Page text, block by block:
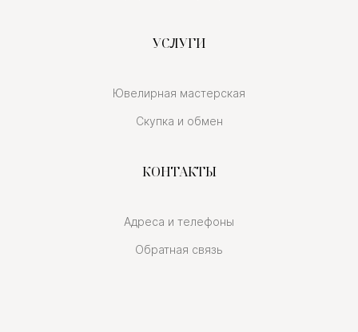
УСЛУГИ
Ювелирная мастерская
Скупка и обмен
КОНТАКТЫ
Адреса и телефоны
Обратная связь